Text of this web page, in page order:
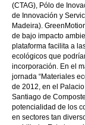
(CTAG), Pólo de
de Innovación y
Madeira).
de bajo impacto
plataforma facilita a
ecológicos que
incorporación. En el
jornada “Materiales
de 2012, en el
Santiago de
potencialidad de los
en sectores tan